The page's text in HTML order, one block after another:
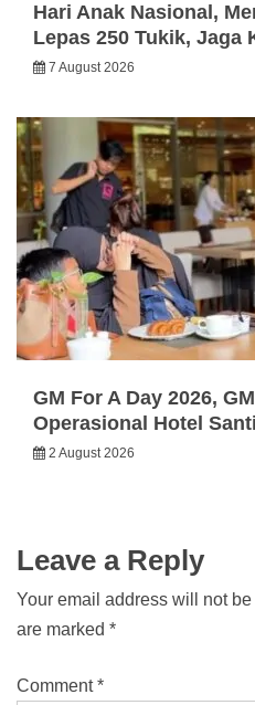
Hari Anak Nasional,
Lepas 250 Tukik, Jaga
7 August 2026
GM For A Day 2026,
Operasional Hotel
2 August 2026
Leave a Reply
Your email address will not
are marked *
Comment*